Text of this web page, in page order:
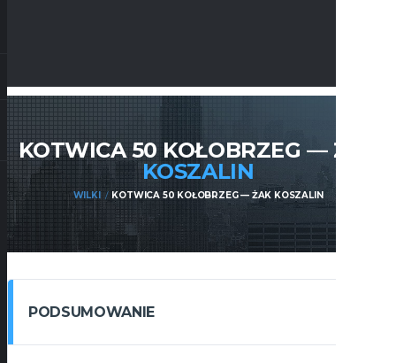
KOTWICA 50 KOŁOBRZEG — ŻAK
KOSZALIN
WILKI KOTWICA 50 KOŁOBRZEG — ŻAK KOSZALIN
PODSUMOWANIE